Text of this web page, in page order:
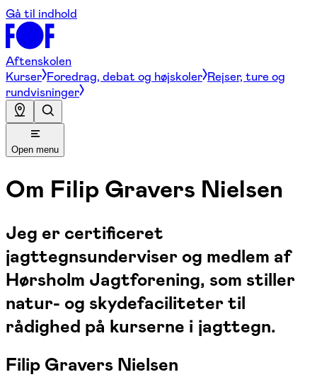
Gå til indhold
Aftenskolen
Kurser Foredrag, debat og højskoler Rejser, ture og
rundvisninger
Open menu
Om Filip Gravers Nielsen
Jeg er certificeret
jagttegnsunderviser og medlem af
Hørsholm Jagtforening, som stiller
natur- og skydefaciliteter til
rådighed på kurserne i jagttegn.
Filip Gravers Nielsen